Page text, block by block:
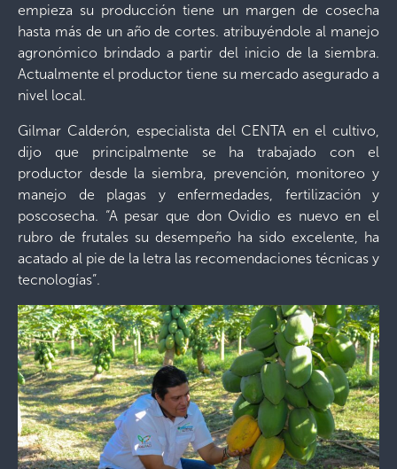
empieza su producción tiene un margen de cosecha
hasta más de un año de cortes. atribuyéndole al manejo
agronómico brindado a partir del inicio de la siembra.
Actualmente el productor tiene su mercado asegurado a
nivel local.
Gilmar Calderón, especialista del CENTA en el cultivo,
dijo que principalmente se ha trabajado con el
productor desde la siembra, prevención, monitoreo y
manejo de plagas y enfermedades, fertilización y
poscosecha. “A pesar que don Ovidio es nuevo en el
rubro de frutales su desempeño ha sido excelente, ha
acatado al pie de la letra las recomendaciones técnicas y
tecnologías”.